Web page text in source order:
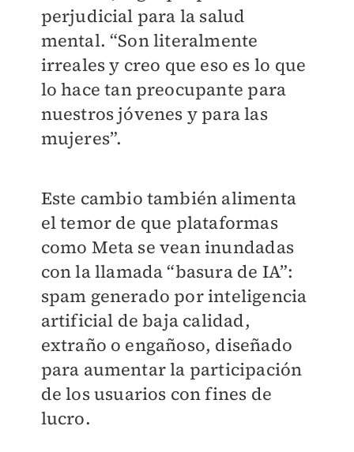
perjudicial para la salud
mental. “Son literalmente
irreales y creo que eso es lo que
lo hace tan preocupante para
nuestros jóvenes y para las
mujeres”.
Este cambio también alimenta
el temor de que plataformas
como Meta se vean inundadas
con la llamada “basura de IA”:
spam generado por inteligencia
artificial de baja calidad,
extraño o engañoso, diseñado
para aumentar la participación
de los usuarios con fines de
lucro.